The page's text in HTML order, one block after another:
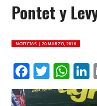
Pontet y
NOTICIAS | 20 MARZO, 2016